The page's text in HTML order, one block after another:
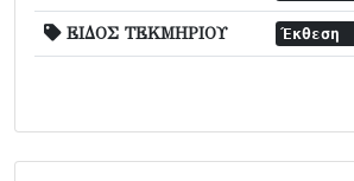
ΕΙΔΟΣ ΤΕΚΜΗΡΙΟΥ Έκθεση